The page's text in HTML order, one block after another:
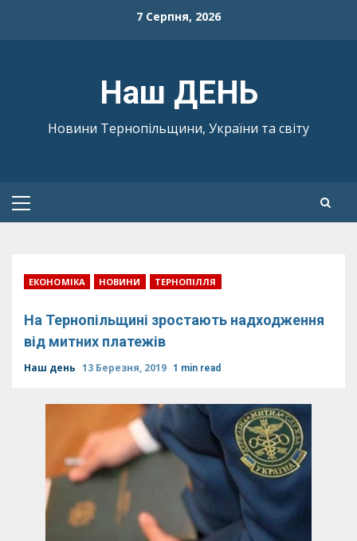
7 Серпня, 2026
Наш ДЕНЬ
Новини Тернопільщини, України та світу
Primary
ЕКОНОМІКА НОВИНИ ТЕРНОПІЛЛЯ
На Тернопільщині зростають надходження
від митних платежів
Наш день 13 Березня, 2019 1 min read